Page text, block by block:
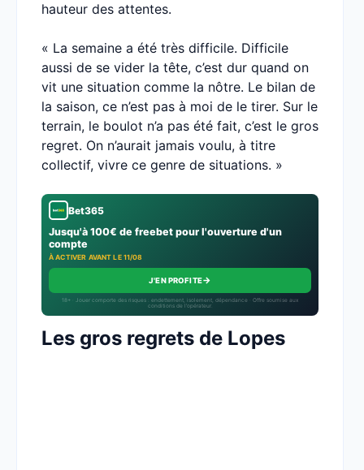
hauteur des attentes.
« La semaine a été très difficile. Difficile
aussi de se vider la tête, c’est dur quand on
vit une situation comme la nôtre. Le bilan de
la saison, ce n’est pas à moi de le tirer. Sur le
terrain, le boulot n’a pas été fait, c’est le gros
regret. On n’aurait jamais voulu, à titre
collectif, vivre ce genre de situations. »
Bet365
Jusqu'à 100€ de freebet pour l'ouverture d'un
compte
À ACTIVER AVANT LE 11/08
J'EN PROFITE→
18+ · Jouer comporte des risques : endettement, isolement, dépendance · Offre soumise aux
conditions de l’opérateur.
Les gros regrets de Lopes